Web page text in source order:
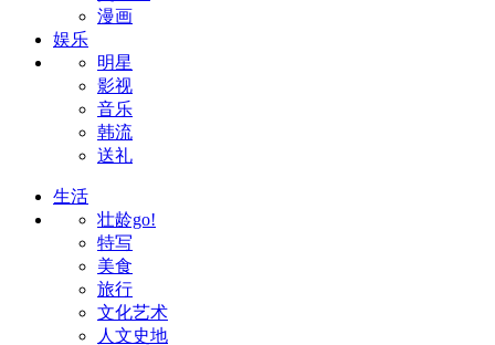
漫画
娱乐
明星
影视
音乐
韩流
送礼
生活
壮龄go!
特写
美食
旅行
文化艺术
人文史地